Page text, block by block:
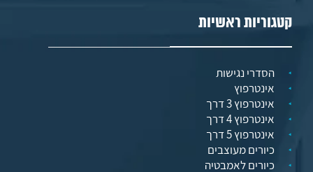
קטגוריות ראשיות
הסדרי נגישות
אינטרפוץ
אינטרפוץ 3 דרך
אינטרפוץ 4 דרך
אינטרפוץ 5 דרך
כיורים מעוצבים
כיורים לאמבטיה